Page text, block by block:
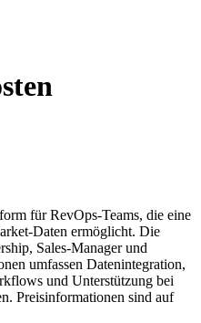
für RevOps-Teams, die eine
Daten ermöglicht. Die
Sales-Manager und
umfassen Datenintegration,
und Unterstützung bei
Preisinformationen sind auf